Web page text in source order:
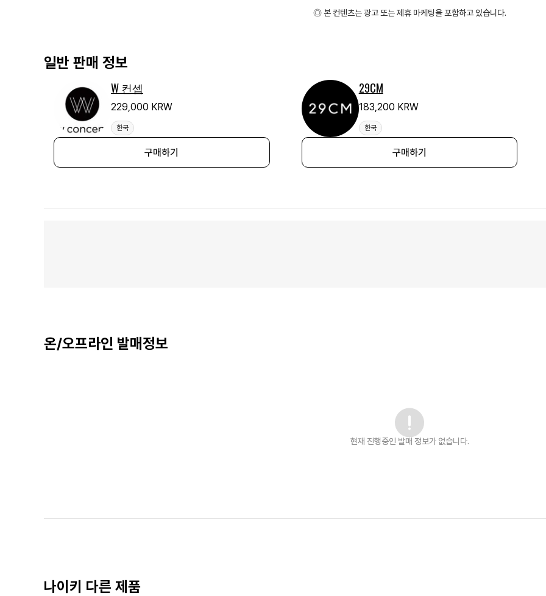
◎ 본 컨텐츠는 광고 또는 제휴 마케팅을 포함하고 있습니다.
일반 판매 정보
W 컨셉
229,000 KRW
한국
구매하기
29CM
183,200 KRW
한국
구매하기
온/오프라인 발매정보
현재 진행중인 발매 정보가 없습니다.
나이키 다른 제품